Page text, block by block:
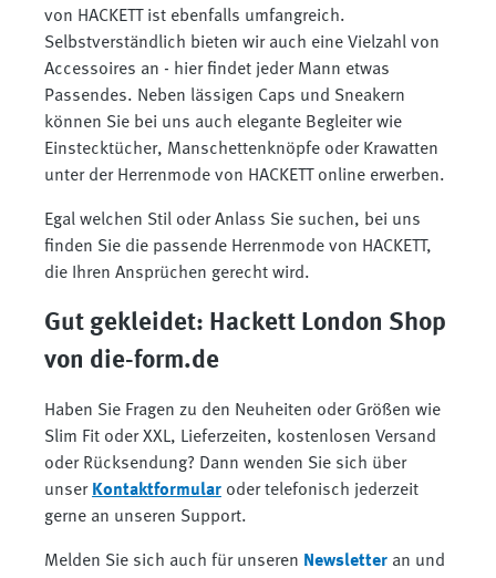
von HACKETT ist ebenfalls umfangreich.
Selbstverständlich bieten wir auch eine Vielzahl von
Accessoires an - hier findet jeder Mann etwas
Passendes. Neben lässigen Caps und Sneakern
können Sie bei uns auch elegante Begleiter wie
Einstecktücher, Manschettenknöpfe oder Krawatten
unter der Herrenmode von HACKETT online erwerben.
Egal welchen Stil oder Anlass Sie suchen, bei uns
finden Sie die passende Herrenmode von HACKETT,
die Ihren Ansprüchen gerecht wird.
Gut gekleidet: Hackett London Shop
von die-form.de
Haben Sie Fragen zu den Neuheiten oder Größen wie
Slim Fit oder XXL, Lieferzeiten, kostenlosen Versand
oder Rücksendung? Dann wenden Sie sich über
unser Kontaktformular oder telefonisch jederzeit
gerne an unseren Support.
Melden Sie sich auch für unseren Newsletter an und